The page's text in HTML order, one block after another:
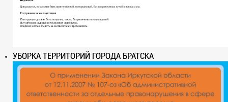
УБОРКА ТЕРРИТОРИЙ ГОРОДА БРАТСКА